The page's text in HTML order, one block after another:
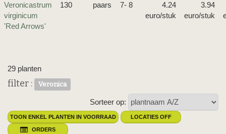
Veronicastrum
virginicum
'Red Arrows'
130 paars 7- 8
4.24
euro/stuk
3.94
euro/stuk
29 planten
filter : Veronica
Sorteer op:
TOON ENKEL PLANTEN IN VOORRAAD LOCATIES OFF
ORDERS